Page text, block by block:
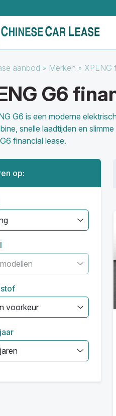
aanbod Merken XPENG
G6
G6 is een moderne
snelle laadtijden en
financial lease.
op:
voorkeur